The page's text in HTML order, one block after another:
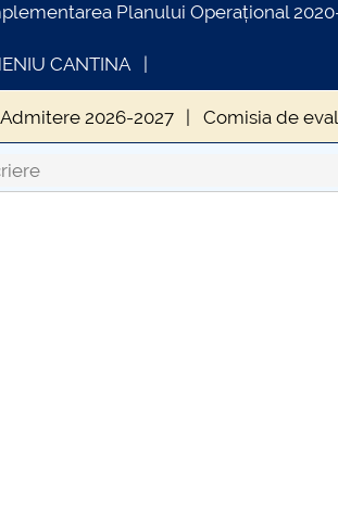
Planului Operațional
CANTINA
Admitere 2026-2027 Comisia de